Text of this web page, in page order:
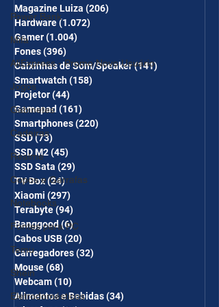
Power Bank
Mifa
AliExpress - Promo Novo Usuário
Jogos
Gabinetes
Cadeiras
Realme
Copos e Garrafas
Notebooks
Fontes para PC
Temu
Shein
Eletrodomésticos
Magazine Luiza (206)
Hardware(1.072)
Gamer(1.004)
Fones(396)
Caixinhas de Som/Speaker(141)
Smartwatch(158)
Projetor(44)
Gamepad (161)
Smartphones(220)
SSD(73)
SSD M2(45)
SSD Sata (29)
TV Box(24)24 posts
Xiaomi (297)
Terabyte(94)
Banggood(6)6 posts
Cabos USB(20)
Carregadores(32)
Mouse(68)
Webcam(10)
Alimentos e Bebidas(34)